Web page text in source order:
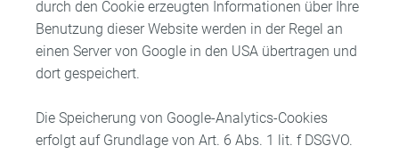
durch den Cookie erzeugten Informationen über Ihre
Benutzung dieser Website werden in der Regel an
einen Server von Google in den USA übertragen und
dort gespeichert.
Die Speicherung von Google-Analytics-Cookies
erfolgt auf Grundlage von Art. 6 Abs. 1 lit. f DSGVO.